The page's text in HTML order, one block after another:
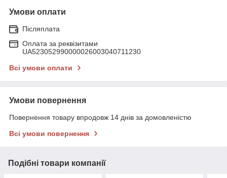
Умови оплати
Післяплата
Оплата за реквізитами
UA523052990000026003040711230
Всі умови оплати
Умови повернення
Повернення товару впродовж 14 днів за домовленістю
Всі умови повернення
Подібні товари компанії